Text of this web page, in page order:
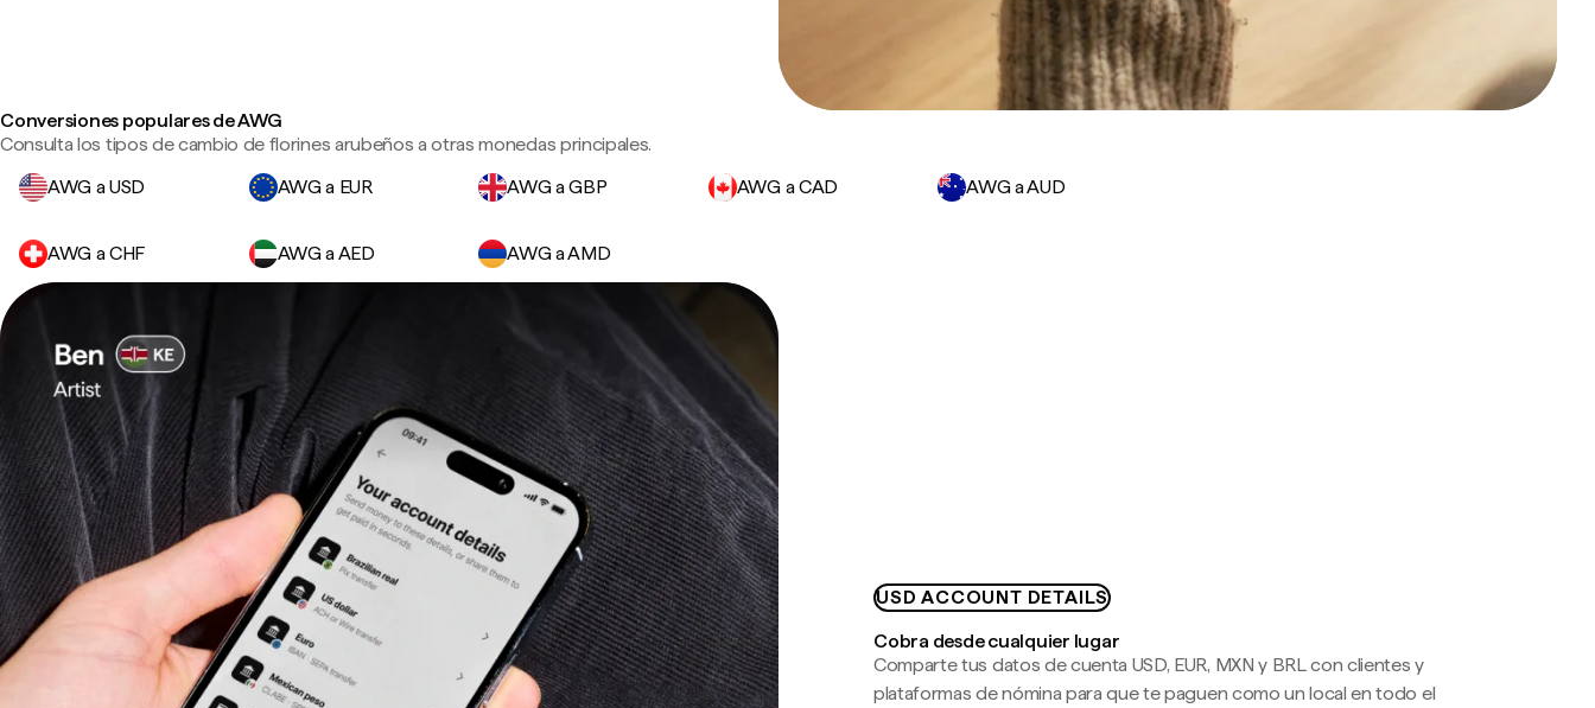
Conversiones populares de AWG
Consulta los tipos de cambio de florines arubeños a otras monedas principales.
AWG a USD
AWG a EUR AWG a GBP AWG a CAD AWG a AUD
AWG a CHF AWG a AED AWG a AMD
USD ACCOUNT DETAILS
Cobra desde cualquier lugar
Comparte tus datos de cuenta USD, EUR, MXN y BRL con clientes y
plataformas de nómina para que te paguen como un local en todo el